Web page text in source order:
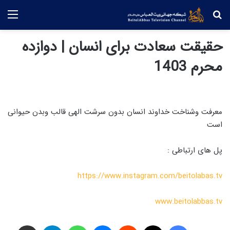
جستجو
حقیقت سعادت برای انسان | دوازده
محرم 1403
معرفت وشناخت خداوند انسان بدون سرشت الهی قالب وبدن حیوانی
است
پل های ارتباطی :
https://www.instagram.com/beitolabas.tv
www.beitolabbas.tv
فیس بوک
‫رددیت